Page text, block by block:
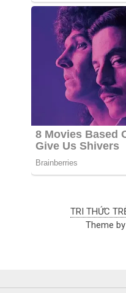
TRI THỨC
Theme by